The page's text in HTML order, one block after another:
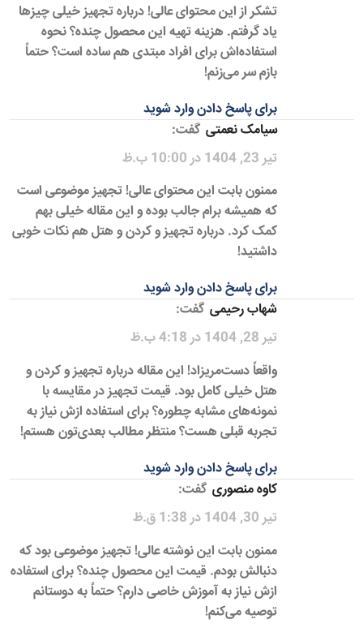
تشکر از این محتوای عالی! درباره تجهیز خیلی چیزها
یاد گرفتم. هزینه تهیه این محصول چنده؟ نحوه
استفاده‌اش برای افراد مبتدی هم ساده است؟ حتماً
بازم سر می‌زنم!
برای پاسخ دادن وارد شوید
سیامک نعمتی گفت:
تیر 23, 1404 در 10:00 ب.ظ
ممنون بابت این محتوای عالی! تجهیز موضوعی است
که همیشه برام جالب بوده و این مقاله خیلی بهم
کمک کرد. درباره تجهیز و کردن و هتل هم نکات خوبی
داشتید!
برای پاسخ دادن وارد شوید
شهاب رحیمی گفت:
تیر 28, 1404 در 4:18 ب.ظ
واقعاً دست‌مریزاد! این مقاله درباره تجهیز و کردن و
هتل خیلی کامل بود. قیمت تجهیز در مقایسه با
نمونه‌های مشابه چطوره؟ برای استفاده ازش نیاز به
تجربه قبلی هست؟ منتظر مطالب بعدی‌تون هستم!
برای پاسخ دادن وارد شوید
کاوه منصوری گفت:
تیر 30, 1404 در 1:38 ق.ظ
ممنون بابت این نوشته عالی! تجهیز موضوعی بود که
دنبالش بودم. قیمت این محصول چنده؟ برای استفاده
ازش نیاز به آموزش خاصی دارم؟ حتماً به دوستانم
توصیه می‌کنم!